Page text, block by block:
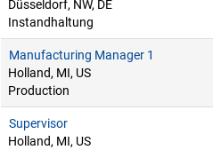
Düsseldorf, NW, DE
Instandhaltung
Manufacturing Manager 1
Holland, MI, US
Production
Supervisor
Holland, MI, US